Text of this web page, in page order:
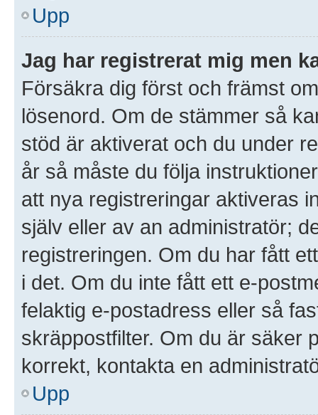
Upp
Jag har registrerat mig men
Försäkra dig först och främst
lösenord. Om de stämmer så
stöd är aktiverat och du under
år så måste du följa
att nya registreringar aktiveras
själv eller av an administratör;
registreringen. Om du har fått
i det. Om du inte fått ett e-
felaktig e-postadress eller så
skräppostfilter. Om du är säker
korrekt, kontakta en
Upp